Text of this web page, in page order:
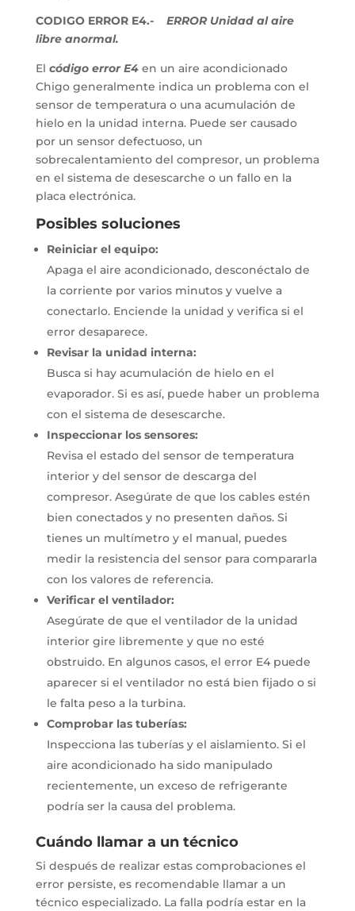
CODIGO ERROR E4.-
ERROR Unidad al aire
libre anormal.
El código error E4 en un aire acondicionado
Chigo generalmente indica un problema con el
sensor de temperatura o una acumulación de
hielo en la unidad interna. Puede ser causado
por un sensor defectuoso, un
sobrecalentamiento del compresor, un problema
en el sistema de desescarche o un fallo en la
placa electrónica.
Posibles soluciones
Reiniciar el equipo:
Apaga el aire acondicionado, desconéctalo de
la corriente por varios minutos y vuelve a
conectarlo. Enciende la unidad y verifica si el
error desaparece.
Revisar la unidad interna:
Busca si hay acumulación de hielo en el
evaporador. Si es así, puede haber un problema
con el sistema de desescarche.
Inspeccionar los sensores:
Revisa el estado del sensor de temperatura
interior y del sensor de descarga del
compresor. Asegúrate de que los cables estén
bien conectados y no presenten daños. Si
tienes un multímetro y el manual, puedes
medir la resistencia del sensor para compararla
con los valores de referencia.
Verificar el ventilador:
Asegúrate de que el ventilador de la unidad
interior gire libremente y que no esté
obstruido. En algunos casos, el error E4 puede
aparecer si el ventilador no está bien fijado o si
le falta peso a la turbina.
Comprobar las tuberías:
Inspecciona las tuberías y el aislamiento. Si el
aire acondicionado ha sido manipulado
recientemente, un exceso de refrigerante
podría ser la causa del problema.
Cuándo llamar a un técnico
Si después de realizar estas comprobaciones el
error persiste, es recomendable llamar a un
técnico especializado. La falla podría estar en la